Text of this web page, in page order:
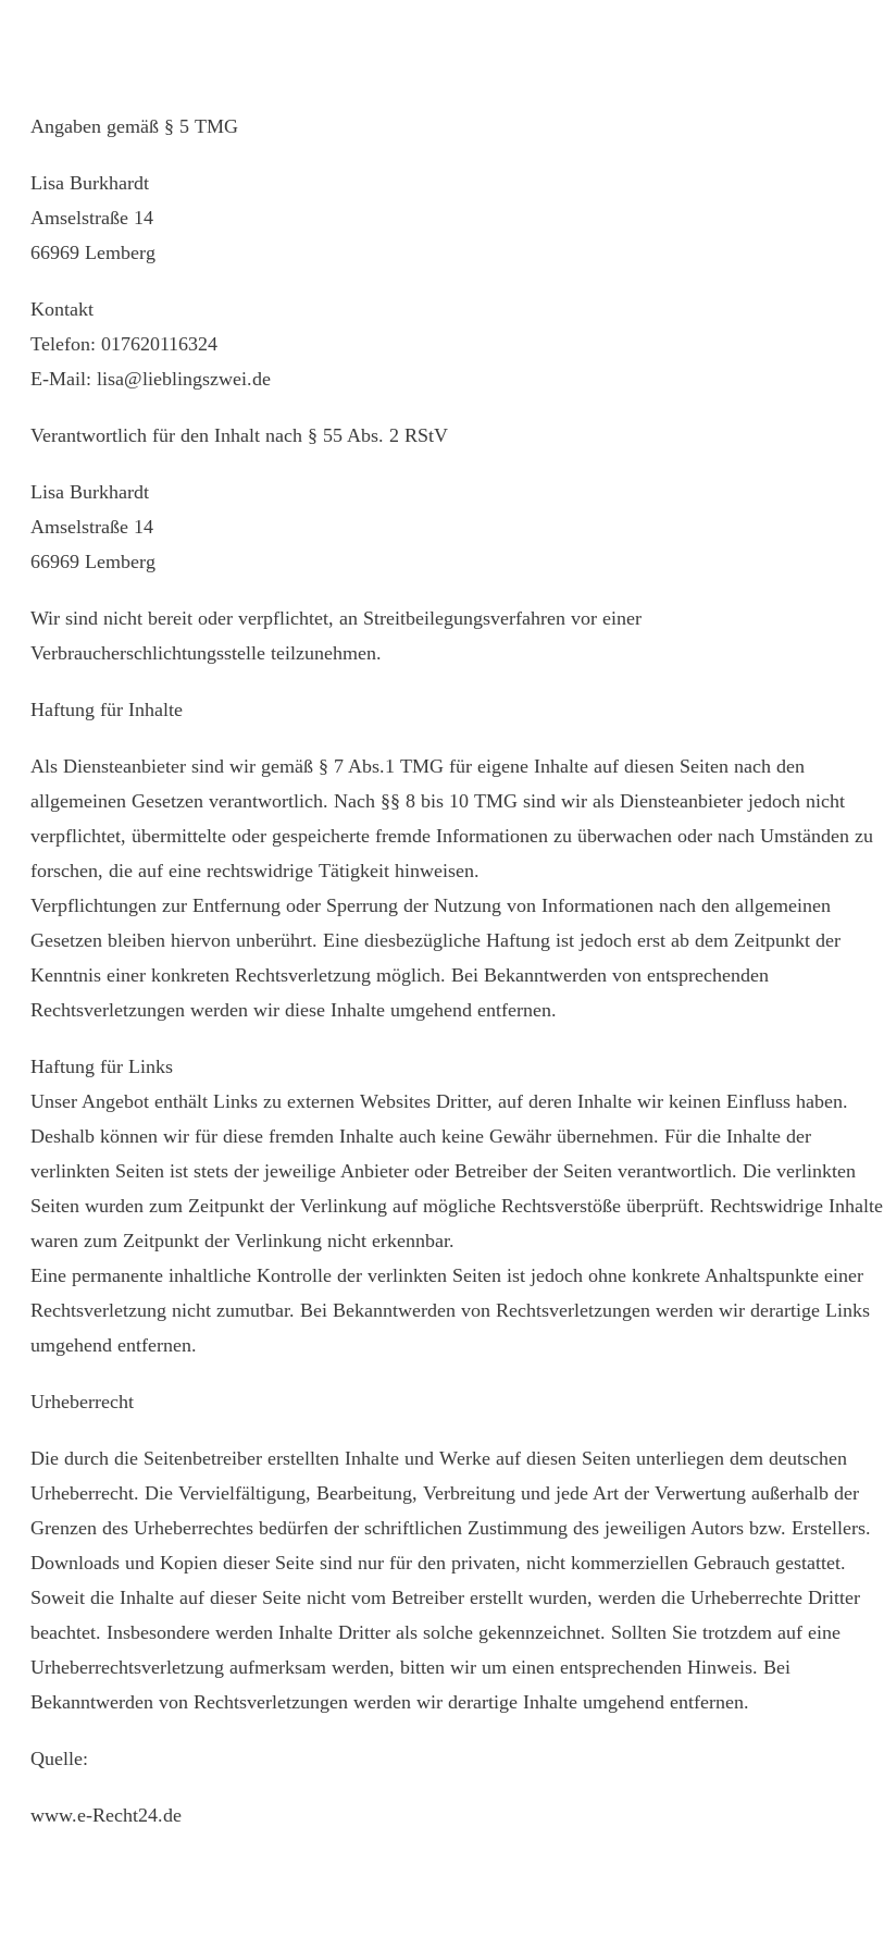
Angaben gemäß § 5 TMG
Lisa Burkhardt
Amselstraße 14
66969 Lemberg
Kontakt
Telefon: 017620116324
E-Mail: lisa@lieblingszwei.de
Verantwortlich für den Inhalt nach § 55 Abs. 2 RStV
Lisa Burkhardt
Amselstraße 14
66969 Lemberg
Wir sind nicht bereit oder verpflichtet, an Streitbeilegungsverfahren vor einer
Verbraucherschlichtungsstelle teilzunehmen.
Haftung für Inhalte
Als Diensteanbieter sind wir gemäß § 7 Abs.1 TMG für eigene Inhalte auf diesen Seiten nach den
allgemeinen Gesetzen verantwortlich. Nach §§ 8 bis 10 TMG sind wir als Diensteanbieter jedoch nicht
verpflichtet, übermittelte oder gespeicherte fremde Informationen zu überwachen oder nach Umständen zu
forschen, die auf eine rechtswidrige Tätigkeit hinweisen.
Verpflichtungen zur Entfernung oder Sperrung der Nutzung von Informationen nach den allgemeinen
Gesetzen bleiben hiervon unberührt. Eine diesbezügliche Haftung ist jedoch erst ab dem Zeitpunkt der
Kenntnis einer konkreten Rechtsverletzung möglich. Bei Bekanntwerden von entsprechenden
Rechtsverletzungen werden wir diese Inhalte umgehend entfernen.
Haftung für Links
Unser Angebot enthält Links zu externen Websites Dritter, auf deren Inhalte wir keinen Einfluss haben.
Deshalb können wir für diese fremden Inhalte auch keine Gewähr übernehmen. Für die Inhalte der
verlinkten Seiten ist stets der jeweilige Anbieter oder Betreiber der Seiten verantwortlich. Die verlinkten
Seiten wurden zum Zeitpunkt der Verlinkung auf mögliche Rechtsverstöße überprüft. Rechtswidrige Inhalte
waren zum Zeitpunkt der Verlinkung nicht erkennbar.
Eine permanente inhaltliche Kontrolle der verlinkten Seiten ist jedoch ohne konkrete Anhaltspunkte einer
Rechtsverletzung nicht zumutbar. Bei Bekanntwerden von Rechtsverletzungen werden wir derartige Links
umgehend entfernen.
Urheberrecht
Die durch die Seitenbetreiber erstellten Inhalte und Werke auf diesen Seiten unterliegen dem deutschen
Urheberrecht. Die Vervielfältigung, Bearbeitung, Verbreitung und jede Art der Verwertung außerhalb der
Grenzen des Urheberrechtes bedürfen der schriftlichen Zustimmung des jeweiligen Autors bzw. Erstellers.
Downloads und Kopien dieser Seite sind nur für den privaten, nicht kommerziellen Gebrauch gestattet.
Soweit die Inhalte auf dieser Seite nicht vom Betreiber erstellt wurden, werden die Urheberrechte Dritter
beachtet. Insbesondere werden Inhalte Dritter als solche gekennzeichnet. Sollten Sie trotzdem auf eine
Urheberrechtsverletzung aufmerksam werden, bitten wir um einen entsprechenden Hinweis. Bei
Bekanntwerden von Rechtsverletzungen werden wir derartige Inhalte umgehend entfernen.
Quelle:
www.e-Recht24.de